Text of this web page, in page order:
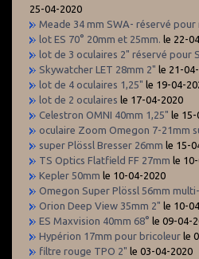
25-04-2020
Meade 34 mm SWA- réservé pour
lot ES 70° 20mm et 25mm. le 22-
lot de 3 oculaires 2" réservé pour
Skywatcher LET 28mm 2" le 21-
lot de 4 oculaires 1,25" le 19-04-
lot de 2 oculaires le 17-04-2020
Celestron OMNI 40mm 1,25" le 15-
oculaire Zoom Omegon 7-21mm
super Plössl Bresser 26mm le 15-
TS Optics Flatfield FF 27mm le
Kepler 50mm le 10-04-2020
Omegon Super Plössl 56mm
Orion Deep View 35mm 2" le 10-
ES Maxvision 40mm 68° le 09-04-
Hypérion 17mm pour bricoleur le
filtre rouge TPO 2" le 03-04-2020